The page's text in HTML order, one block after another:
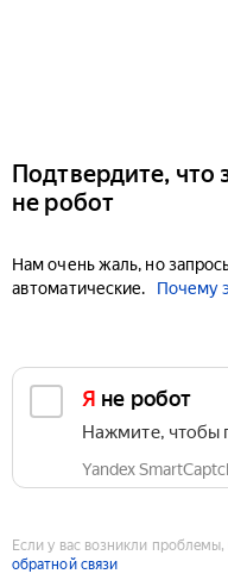
Подтвердите, что
не робот
Нам очень жаль, но
автоматические.
Почему
Я не робот
Нажмите, чтобы
Yandex
Если у вас возникли
обратной связи